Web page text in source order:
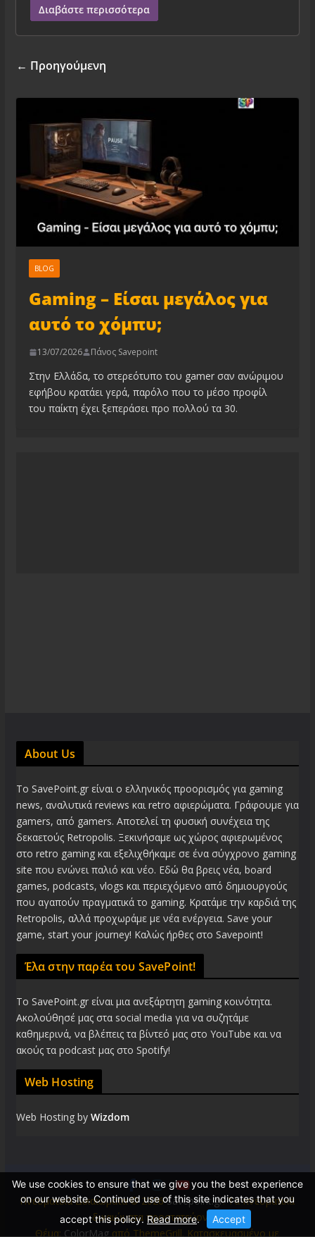
Διαβάστε περισσότερα
← Προηγούμενη
BLOG
Gaming – Είσαι μεγάλος για
αυτό το χόμπυ;
13/07/2026 Πάνος Savepoint
Στην Ελλάδα, το στερεότυπο του gamer σαν ανώριμου
εφήβου κρατάει γερά, παρόλο που το μέσο προφίλ
του παίκτη έχει ξεπεράσει προ πολλού τα 30.
About Us
Το SavePoint.gr είναι ο ελληνικός προορισμός για gaming
news, αναλυτικά reviews και retro αφιερώματα. Γράφουμε για
gamers, από gamers. Αποτελεί τη φυσική συνέχεια της
δεκαετούς Retropolis. Ξεκινήσαμε ως χώρος αφιερωμένος
στο retro gaming και εξελιχθήκαμε σε ένα σύγχρονο gaming
site που ενώνει παλιό και νέο. Εδώ θα βρεις νέα, board
games, podcasts, vlogs και περιεχόμενο από δημιουργούς
που αγαπούν πραγματικά το gaming. Κρατάμε την καρδιά της
Retropolis, αλλά προχωράμε με νέα ενέργεια. Save your
game, start your journey! Καλώς ήρθες στο Savepoint!
Έλα στην παρέα του SavePoint!
Το SavePoint.gr είναι μια ανεξάρτητη gaming κοινότητα.
Ακολούθησέ μας στα social media για να συζητάμε
καθημερινά, να βλέπεις τα βίντεό μας στο YouTube και να
ακούς τα podcast μας στο Spotify!
Web Hosting
Web Hosting by Wizdom
Πνευματικά Δικαιώματα © 2026Savepoint.gr. Τα πνευματικά
δικαιώματα προστατεύονται.
Θέμα:ColorMagαπό ThemeGrill. Κατασκευασμένο με
We use cookies to ensure that we give you the best experience
on our website. Continued use of this site indicates that you
accept this policy.Read more. Accept